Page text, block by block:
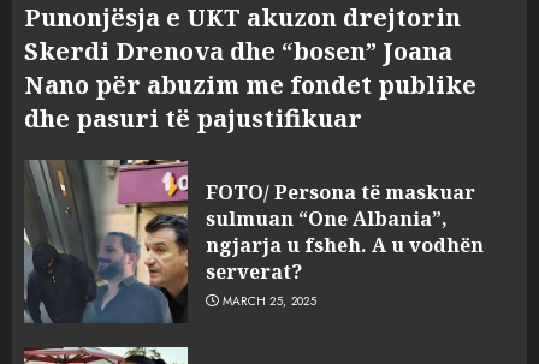
Punonjësja e UKT akuzon drejtorin
Skerdi Drenova dhe “bosen” Joana
Nano për abuzim me fondet publike
dhe pasuri të pajustifikuar
FOTO/ Persona të maskuar
sulmuan “One Albania”,
ngjarja u fsheh. A u vodhën
serverat?
MARCH 25, 2025